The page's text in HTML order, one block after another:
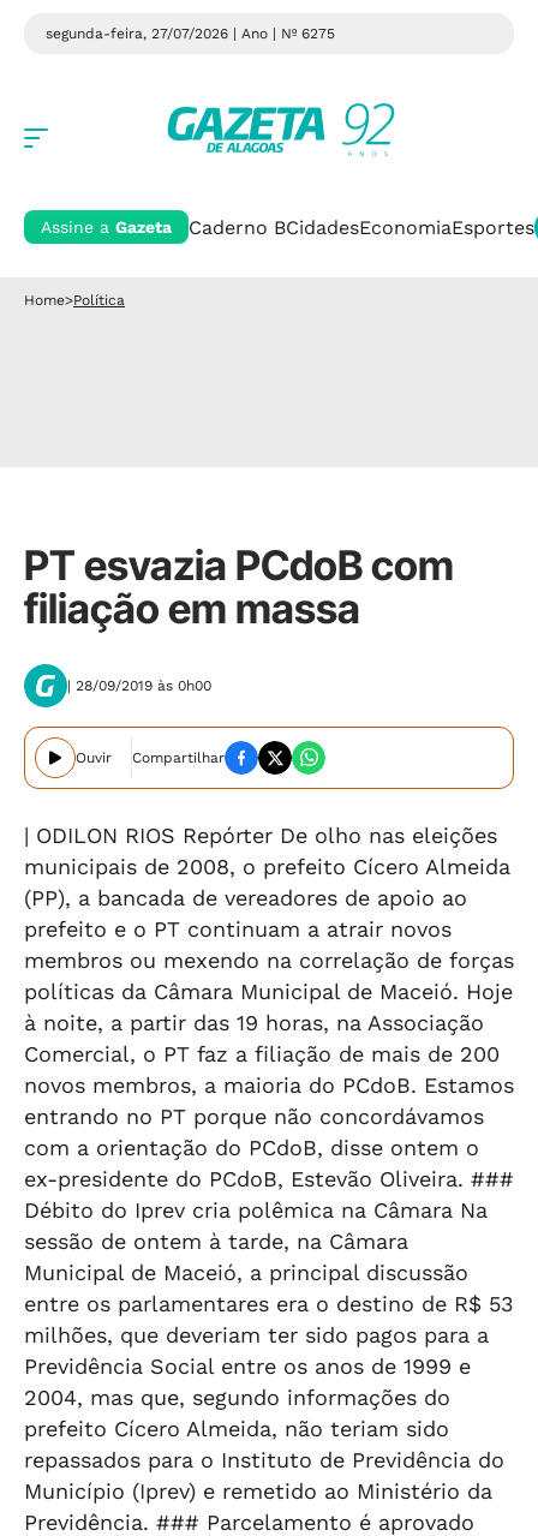
segunda-feira, 27/07/2026 | Ano | Nº 6275
Assine a Gazeta Caderno BCidadesEconomiaEsportes
Home>Política
PT esvazia PCdoB com
filiação em massa
| 28/09/2019 às 0h00
Ouvir Compartilhar
| ODILON RIOS Repórter De olho nas eleições
municipais de 2008, o prefeito Cícero Almeida
(PP), a bancada de vereadores de apoio ao
prefeito e o PT continuam a atrair novos
membros ou mexendo na correlação de forças
políticas da Câmara Municipal de Maceió. Hoje
à noite, a partir das 19 horas, na Associação
Comercial, o PT faz a filiação de mais de 200
novos membros, a maioria do PCdoB. Estamos
entrando no PT porque não concordávamos
com a orientação do PCdoB, disse ontem o
ex-presidente do PCdoB, Estevão Oliveira. ###
Débito do Iprev cria polêmica na Câmara Na
sessão de ontem à tarde, na Câmara
Municipal de Maceió, a principal discussão
entre os parlamentares era o destino de R$ 53
milhões, que deveriam ter sido pagos para a
Previdência Social entre os anos de 1999 e
2004, mas que, segundo informações do
prefeito Cícero Almeida, não teriam sido
repassados para o Instituto de Previdência do
Município (Iprev) e remetido ao Ministério da
Previdência. ### Parcelamento é aprovado